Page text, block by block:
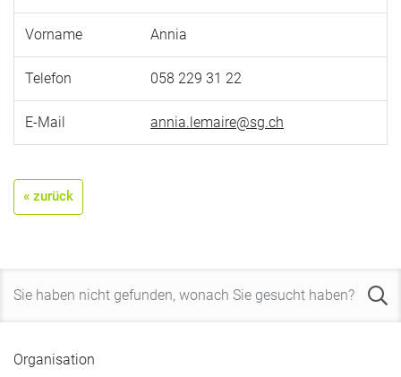
Vorname Annia
Telefon 058 229 31 22
E-Mail annia.lemaire@sg.ch
« zurück
Organisation